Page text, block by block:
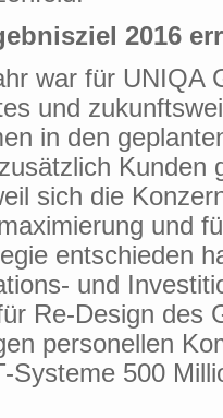
2016
war für UNIQA
und
in den
Kunden
sich die
und
entschieden
und
Re-Design des
personellen
Systeme 500